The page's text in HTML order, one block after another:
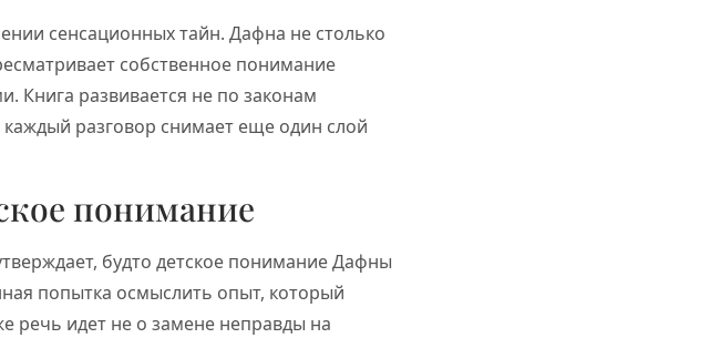
сенсационных тайн. Дафна не столько
собственное понимание
Книга развивается не по законам
разговор снимает еще один слой
понимание
будто детское понимание Дафны
попытка осмыслить опыт, который
речь идет не о замене неправды на